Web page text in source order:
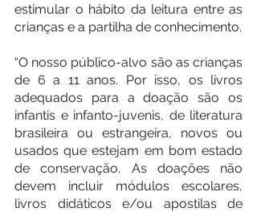
estimular o hábito da leitura entre as
crianças e a partilha de conhecimento.
“O nosso público-alvo são as crianças
de 6 a 11 anos. Por isso, os livros
adequados para a doação são os
infantis e infanto-juvenis, de literatura
brasileira ou estrangeira, novos ou
usados que estejam em bom estado
de conservação. As doações não
devem incluir módulos escolares,
livros didáticos e/ou apostilas de